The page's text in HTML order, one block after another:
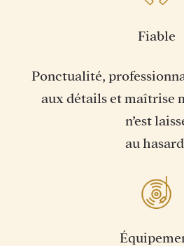
Fiable
Ponctualité,
aux détails et maîtrise
n’est
au